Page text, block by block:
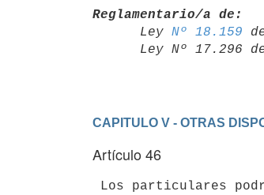
Reglamentario/a de:
Ley Nº 18.159
Ley Nº
CAPITULO V - OTRAS
Artículo 46